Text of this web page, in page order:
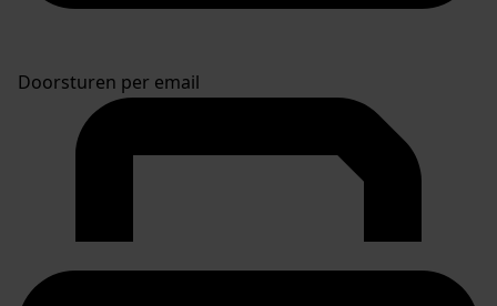
Doorsturen per email